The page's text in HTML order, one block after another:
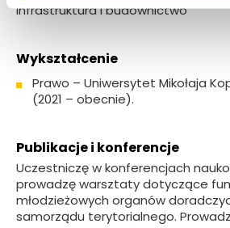
Infrastruktura i budownictwo
Wykształcenie
Prawo – Uniwersytet Mikołaja
(2021 – obecnie).
Publikacje i konferencje
Uczestniczę w konferencjach
prowadzę warsztaty dotyczące
młodzieżowych organów
samorządu terytorialnego.